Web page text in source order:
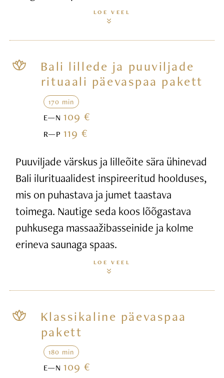
LOE VEEL
Bali lillede ja puuviljade
rituaali päevaspaa pakett
170 min
E—N109 €
R—P119 €
Puuviljade värskus ja lilleõite sära ühinevad
Bali ilurituaalidest inspireeritud hoolduses,
mis on puhastava ja jumet taastava
toimega. Nautige seda koos lõõgastava
puhkusega massaažibasseinide ja kolme
erineva saunaga spaas.
LOE VEEL
Klassikaline päevaspaa
pakett
180 min
E—N109 €